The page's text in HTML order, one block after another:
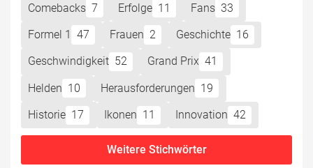
Comebacks 7 Erfolge 11 Fans 33
Formel 1 47 Frauen 2 Geschichte 16
Geschwindigkeit 52 Grand Prix 41
Helden 10 Herausforderungen 19
Historie 17 Ikonen 11 Innovation 42
Weitere Stichwörter